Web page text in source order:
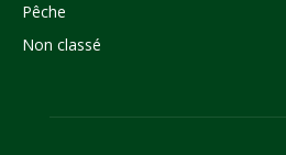
Pêche
Non classé